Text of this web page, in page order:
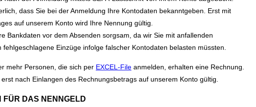
dass Sie bei der Anmeldung Ihre Kontodaten bekanntgeben. Erst mit
auf unserem Konto wird Ihre Nennung gültig.
Bankdaten vor dem Absenden sorgsam, da wir Sie mit anfallenden
fehlgeschlagene Einzüge infolge falscher Kontodaten belasten müssten.
mehr Personen, die sich per EXCEL-File anmelden, erhalten eine Rechnung.
nach Einlangen des Rechnungsbetrags auf unserem Konto gültig.
FÜR DAS NENNGELD